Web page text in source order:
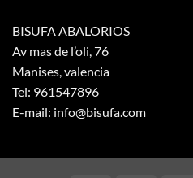
BISUFA ABALORIOS
Av mas de l’oli, 76
Manises, valencia
Tel: 961547896
E-mail: info@bisufa.com